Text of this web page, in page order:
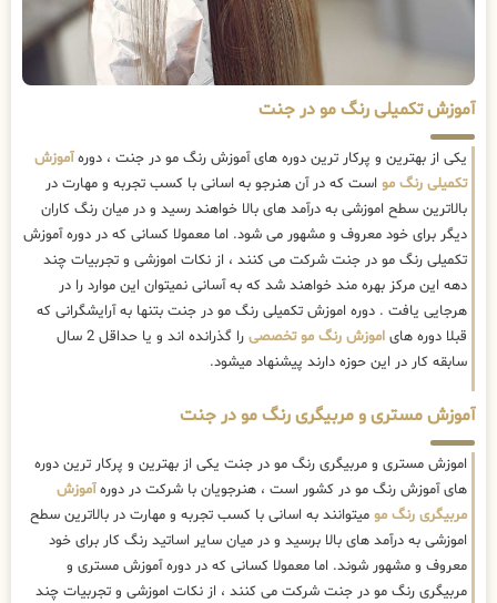
آموزش تکمیلی رنگ مو در جنت
یکی از بهترین و پرکار ترین دوره های آموزش رنگ مو در جنت ، دورهآموزش
تکمیلی رنگ مو است که در آن هنرجو به اسانی با کسب تجربه و مهارت در
بالاترین سطح اموزشی به درآمد های بالا خواهند رسید و در میان رنگ کاران
دیگر برای خود معروف و مشهور می شود. اما معمولا کسانی که در دوره آموزش
تکمیلی رنگ مو در جنت شرکت می کنند ، از نکات اموزشی و تجربیات چند
دهه این مرکز بهره مند خواهند شد که به آسانی نمیتوان این موارد را در
هرجایی یافت . دوره اموزش تکمیلی رنگ مو در جنت بتنها به آرایشگرانی که
قبلا دوره های اموزش رنگ مو تخصصی
را گذرانده اند و یا حداقل 2 سال
سابقه کار در این حوزه دارند پیشنهاد میشود.
آموزش مستری و مربیگری رنگ مو در جنت
اموزش مستری و مربیگری رنگ مو در جنت یکی از بهترین و پرکار ترین دوره
های آموزش رنگ مو در کشور است ، هنرجویان با شرکت در دورهآموزش
مربیگری رنگ مو میتوانند به اسانی با کسب تجربه و مهارت در بالاترین سطح
اموزشی به درآمد های بالا برسید و در میان سایر اساتید رنگ کار برای خود
معروف و مشهور شوند. اما معمولا کسانی که در دوره آموزش مستری و
مربیگری رنگ مو در جنت شرکت می کنند ، از نکات اموزشی و تجربیات چند